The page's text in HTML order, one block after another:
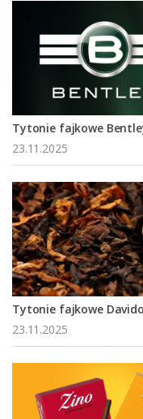
Tytonie fajkowe
23.11.2025
Tytonie fajkowe
23.11.2025